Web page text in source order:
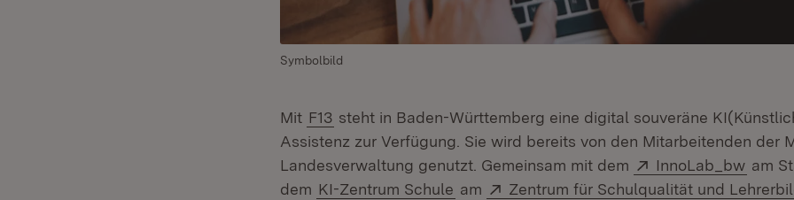
Symbolbild
Mit F13 steht in Baden-Württemberg eine digital souveräne
Assistenz zur Verfügung. Sie wird bereits von den Mitarbeitenden der
Landesverwaltung genutzt. Gemeinsam mit dem
Extern:
InnoLab_bw am
dem KI-Zentrum Schule am Extern:
Zentrum für Schulqualität und